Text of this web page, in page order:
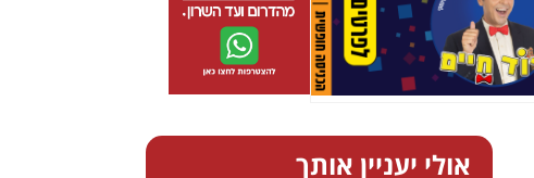
אולי יעניין אותך